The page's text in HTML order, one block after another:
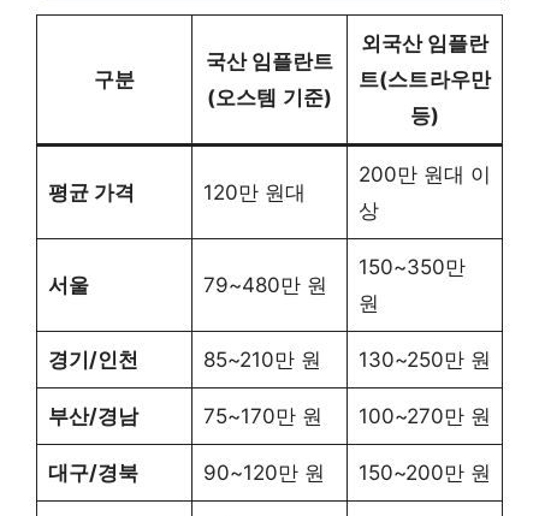
구분
국산 임플란트
(오스템 기준)
외국산 임플란
트(스트라우만
등)
평균 가격 120만 원대
200만 원대 이
상
서울 79~480만 원
150~350만
원
경기/인천 85~210만 원 130~250만 원
부산/경남 75~170만 원 100~270만 원
대구/경북 90~120만 원 150~200만 원